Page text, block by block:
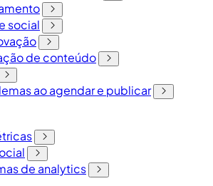
social
de conteúdo
ao agendar e publicar
de analytics